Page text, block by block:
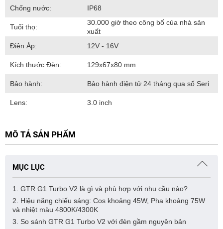
Chống nước: IP68
Tuổi thọ:
30.000 giờ theo công bố của nhà sản
xuất
Điện Áp:
12V - 16V
Kích thước Đèn: 129x67x80 mm
Bảo hành: Bảo hành điện tử 24 tháng qua số Seri
Lens: 3.0 inch
MÔ TẢ SẢN PHẨM
MỤC LỤC
1. GTR G1 Turbo V2 là gì và phù hợp với nhu cầu nào?
2. Hiệu năng chiếu sáng: Cos khoảng 45W, Pha khoảng 75W
và nhiệt màu 4800K/4300K
3. So sánh GTR G1 Turbo V2 với đèn gầm nguyên bản